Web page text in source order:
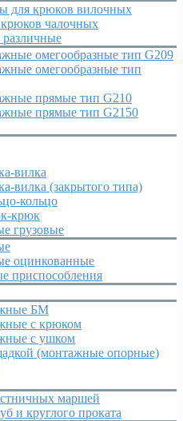
для крюков вилочных
чалочных
омегообразные тип G209
омегообразные тип
прямые тип G210
прямые тип G2150
вилка
вилка (закрытого типа)
кольцо
крюк
грузовые
оцинкованные
приспособления
БМ
с крюком
с ушком
(монтажные опорные)
маршей
и круглого проката